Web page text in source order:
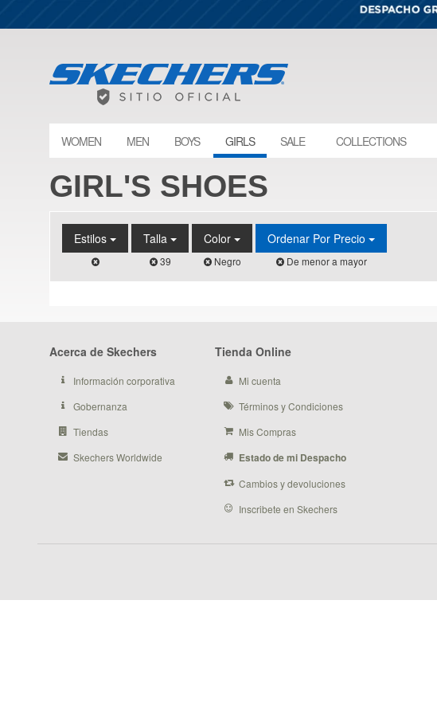
WOMEN MEN BOYS GIRLS SALE COLLECTIONS
GIRL'S SHOES
Estilos Talla
39
Color
Negro
Ordenar Por Precio
De menor a mayor
Acerca de Skechers
Información corporativa
Gobernanza
Tiendas
Skechers Worldwide
Tienda Online
Mi cuenta
Términos y Condiciones
Mis Compras
Estado de mi Despacho
Cambios y devoluciones
Inscribete en Skechers